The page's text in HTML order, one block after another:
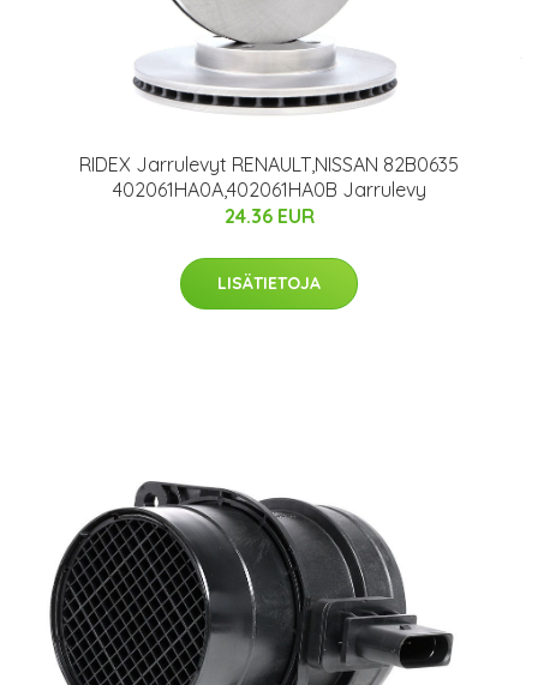
RIDEX Jarrulevyt RENAULT,NISSAN 82B0635
402061HA0A,402061HA0B Jarrulevy
24.36 EUR
LISÄTIETOJA